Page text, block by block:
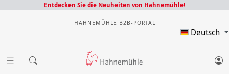
Entdecken Sie die Neuheiten von Hahnemühle!
HAHNEMÜHLE B2B-PORTAL
Deutsch